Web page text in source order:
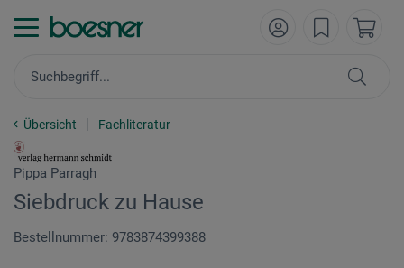
Übersicht Fachliteratur
Pippa Parragh
Siebdruck zu Hause
Bestellnummer: 9783874399388